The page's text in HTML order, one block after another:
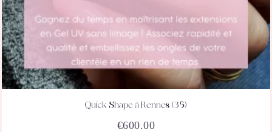
Quick Shape à Rennes (35)
€600.00